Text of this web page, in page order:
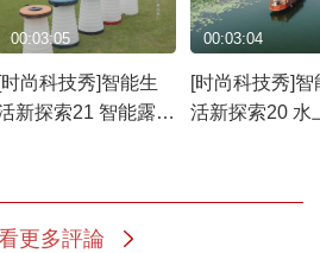
[时尚科技秀]智能生
新探索21 智能露营
00:03:05
[时尚科技秀]智
活新探索20 水
00:03:04
更多評論